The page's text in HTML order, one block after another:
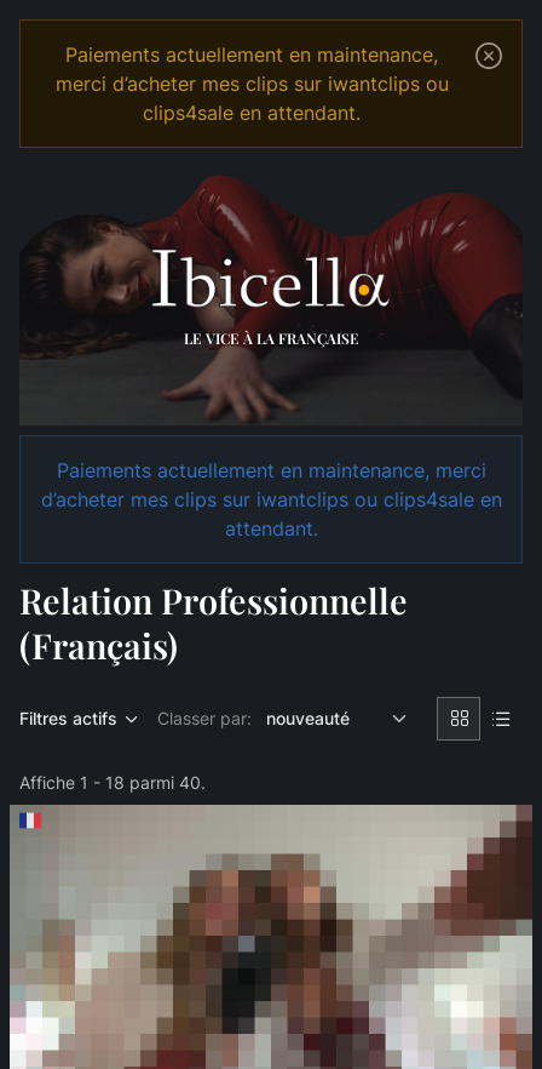
Paiements actuellement en maintenance,
merci d’acheter mes clips sur iwantclips ou
clips4sale en attendant.
LE VICE À LA FRANÇAISE
Paiements actuellement en maintenance, merci
d’acheter mes clips sur iwantclips ou clips4sale en
attendant.
Relation Professionnelle
(Français)
Filtres actifs Classer par:
Affiche 1 - 18 parmi 40.